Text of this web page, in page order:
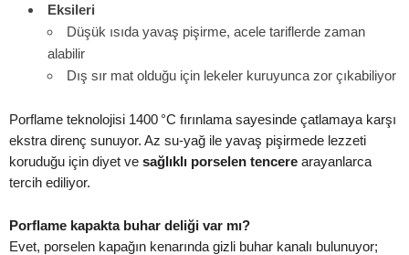
Eksileri
Düşük ısıda yavaş pişirme, acele tariflerde zaman
alabilir
Dış sır mat olduğu için lekeler kuruyunca zor çıkabiliyor
Porflame teknolojisi 1400 °C fırınlama sayesinde çatlamaya karşı
ekstra direnç sunuyor. Az su‑yağ ile yavaş pişirmede lezzeti
koruduğu için diyet ve sağlıklı porselen tencere arayanlarca
tercih ediliyor.
Porflame kapakta buhar deliği var mı?
Evet, porselen kapağın kenarında gizli buhar kanalı bulunuyor;